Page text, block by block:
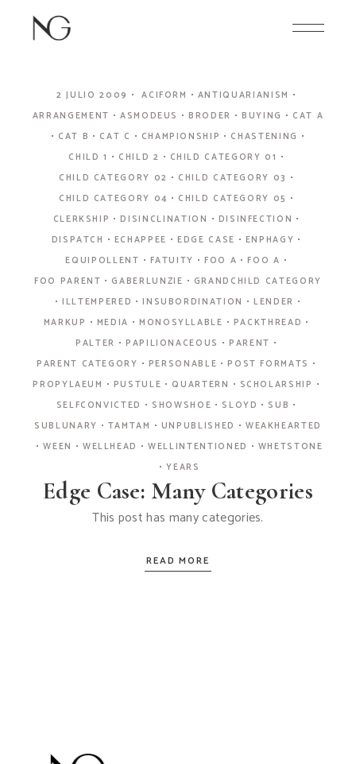
content
2 JULIO 2009 ACIFORM
ANTIQUARIANISM
ARRANGEMENT
ASMODEUS BRODER BUYING
CAT A
CAT B
CAT C CHAMPIONSHIP
CHASTENING
CHILD 1
CHILD 2
CHILD CATEGORY 01
CHILD CATEGORY 02
CHILD CATEGORY 03
CHILD CATEGORY 04
CHILD CATEGORY 05
CLERKSHIP
DISINCLINATION
DISINFECTION
DISPATCH
ECHAPPEE EDGE CASE
ENPHAGY
EQUIPOLLENT
FATUITY FOO A
FOO A
FOO PARENT
GABERLUNZIE
GRANDCHILD CATEGORY
ILLTEMPERED
INSUBORDINATION
LENDER
MARKUP
MEDIA MONOSYLLABLE
PACKTHREAD
PALTER
PAPILIONACEOUS
PARENT
PARENT CATEGORY
PERSONABLE
POST FORMATS
PROPYLAEUM
PUSTULE QUARTERN
SCHOLARSHIP
SELFCONVICTED
SHOWSHOE SLOYD
SUB
SUBLUNARY
TAMTAM UNPUBLISHED
WEAKHEARTED
WEEN
WELLHEAD WELLINTENTIONED
WHETSTONE
YEARS
Edge Case: Many Categories
This post has many categories.
READ MORE